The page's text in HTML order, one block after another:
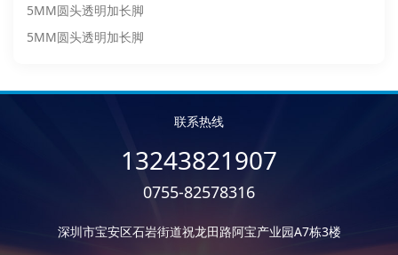
5MM圆头透明加长脚
5MM圆头透明加长脚
联系热线
13243821907
0755-82578316
深圳市宝安区石岩街道祝龙田路阿宝产业园A7栋3楼